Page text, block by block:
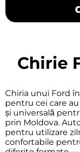
Chirie
Chiria unui Ford
pentru cei care
și universală
prin Moldova.
pentru utilizare
confortabile